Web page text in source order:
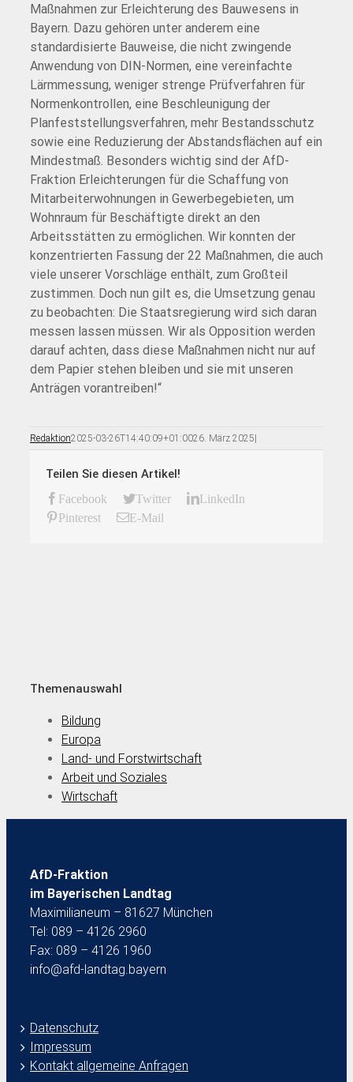
Maßnahmen zur Erleichterung des Bauwesens in
Bayern. Dazu gehören unter anderem eine
standardisierte Bauweise, die nicht zwingende
Anwendung von DIN-Normen, eine vereinfachte
Lärmmessung, weniger strenge Prüfverfahren für
Normenkontrollen, eine Beschleunigung der
Planfeststellungsverfahren, mehr Bestandsschutz
sowie eine Reduzierung der Abstandsflächen auf ein
Mindestmaß. Besonders wichtig sind der AfD-
Fraktion Erleichterungen für die Schaffung von
Mitarbeiterwohnungen in Gewerbegebieten, um
Wohnraum für Beschäftigte direkt an den
Arbeitsstätten zu ermöglichen. Wir konnten der
konzentrierten Fassung der 22 Maßnahmen, die auch
viele unserer Vorschläge enthält, zum Großteil
zustimmen. Doch nun gilt es, die Umsetzung genau
zu beobachten: Die Staatsregierung wird sich daran
messen lassen müssen. Wir als Opposition werden
darauf achten, dass diese Maßnahmen nicht nur auf
dem Papier stehen bleiben und sie mit unseren
Anträgen vorantreiben!“
Redaktion2025-03-26T14:40:09+01:0026. März 2025|
Teilen Sie diesen Artikel!
Facebook Twitter
LinkedIn
Pinterest
E-Mail
Themenauswahl
Bildung
Europa
Land- und Forstwirtschaft
Arbeit und Soziales
Wirtschaft
AfD-Fraktion
im Bayerischen Landtag
Maximilianeum – 81627 München
Tel: 089 – 4126 2960
Fax: 089 – 4126 1960
info@afd-landtag.bayern
Datenschutz
Impressum
Kontakt allgemeine Anfragen